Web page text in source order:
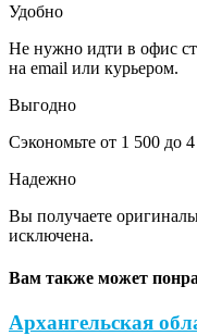
Удобно
Не нужно идти в офис
на email или курьером.
Выгодно
Сэкономьте от 1 500
Надежно
Вы получаете
исключена.
Вам также может
Архангельская